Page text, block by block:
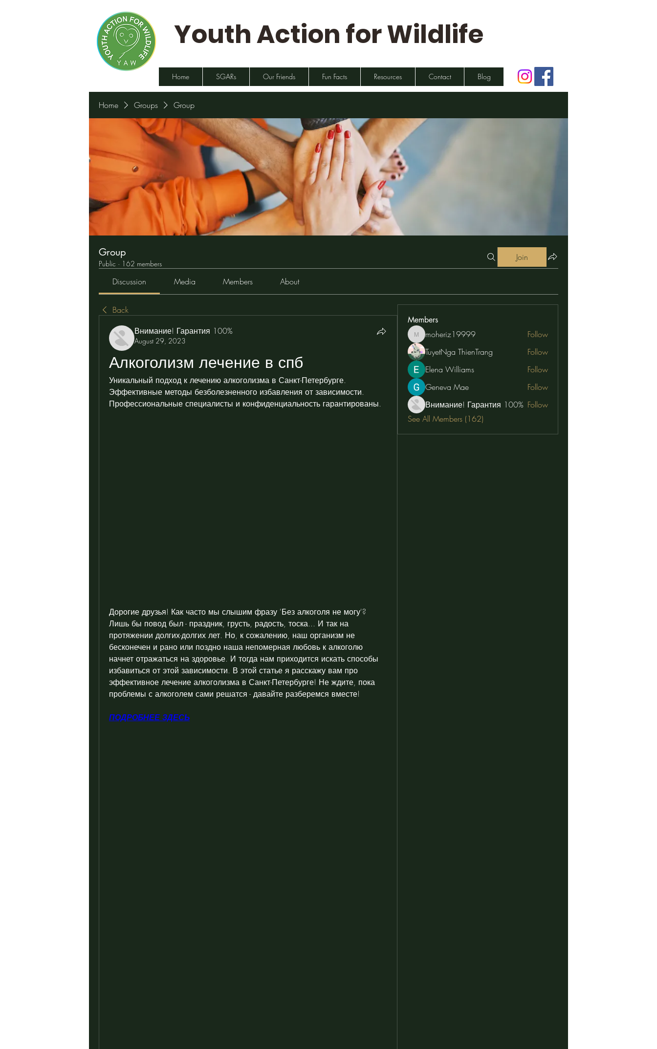
Youth Action for Wildlife
Home SGARs Our Friends Fun Facts Resources Contact Blog
Home Groups Group
Group
Public · 162 members
Join
Discussion Media Members About
Back
Внимание! Гарантия 100%
August 29, 2023
Алкоголизм лечение в спб
Уникальный подход к лечению алкоголизма в Санкт-Петербурге.
Эффективные методы безболезненного избавления от зависимости.
Профессиональные специалисты и конфиденциальность гарантированы.
Дорогие друзья! Как часто мы слышим фразу 'Без алкоголя не могу'?
Лишь бы повод был - праздник, грусть, радость, тоска... И так на
протяжении долгих-долгих лет. Но, к сожалению, наш организм не
бесконечен и рано или поздно наша непомерная любовь к алкоголю
начнет отражаться на здоровье. И тогда нам приходится искать способы
избавиться от этой зависимости. В этой статье я расскажу вам про
эффективное лечение алкоголизма в Санкт-Петербурге! Не ждите, пока
проблемы с алкоголем сами решатся - давайте разберемся вместе!
ПОДРОБНЕЕ ЗДЕСЬ
Members
moheriz19999
moheriz19999
Follow
TuyetNga ThienTrang
Follow
Elena Williams
Follow
Geneva Mae
Follow
Внимание! Гарантия 100% Follow
See All Members (162)